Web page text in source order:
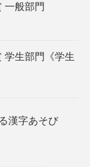
一般部門
学生部門《学生
漢字あそび